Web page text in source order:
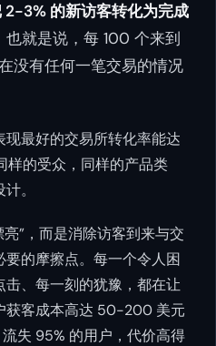
2-3% 的新访客转化为完成
也就是说，每 100 个来到
没有任何一笔交易的情况
最好的交易所转化率能达
样的受众，同样的产品类
。
”，而是消除访客到来与交
的摩擦点。每一个令人困
、每一刻的犹豫，都在让
获客成本高达 50-200 美元
失 95% 的用户，代价高得